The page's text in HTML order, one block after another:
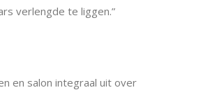
verlengde te liggen.”
en salon integraal uit over